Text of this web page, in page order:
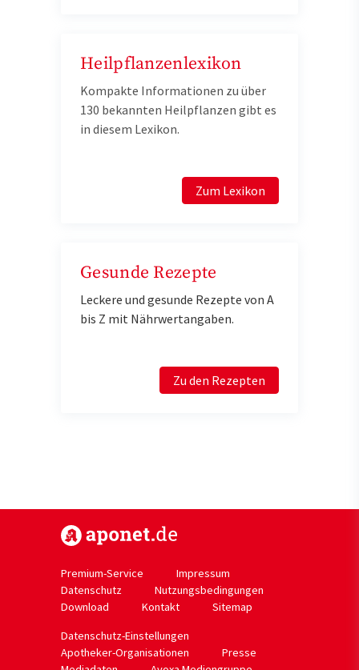
Heilpflanzenlexikon
Kompakte Informationen zu über
130 bekannten Heilpflanzen gibt es
in diesem Lexikon.
Zum Lexikon
Gesunde Rezepte
Leckere und gesunde Rezepte von A
bis Z mit Nährwertangaben.
Zu den Rezepten
Premium-Service
Impressum
Datenschutz
Nutzungsbedingungen
Download
Kontakt
Sitemap
Datenschutz-Einstellungen
Apotheker-Organisationen
Presse